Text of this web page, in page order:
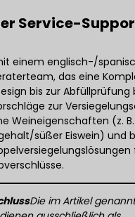
Service-
einem englisch-/
das eine
bis zur Abfüllprüfung
zur
Weineigenschaften (z.
süßer Eiswein) und
Die im Artikel